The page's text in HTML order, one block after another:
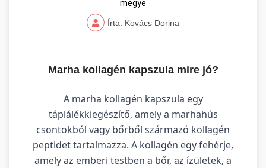
megye
Írta: Kovács Dorina
Marha kollagén kapszula mire jó?
A marha kollagén kapszula egy
táplálékkiegészítő, amely a marhahús
csontokból vagy bőrből származó kollagén
peptidet tartalmazza. A kollagén egy fehérje,
amely az emberi testben a bőr, az ízületek, a